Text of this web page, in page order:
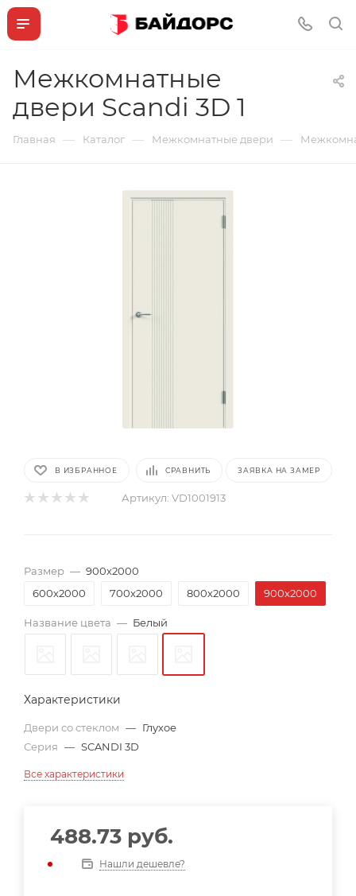
Межкомнатные
двери Scandi 3D 1
Главная — Каталог — Межкомнатные двери —
В ИЗБРАННОЕ СРАВНИТЬ ЗАЯВКА НА ЗАМЕР
Артикул: VD1001913
Размер — 900х2000
600х2000
700х2000 800х2000 900х2000
Название цвета — Белый
Характеристики
Двери со стеклом — Глухое
Серия — SCANDI 3D
Все характеристики
488.73 руб.
Нашли дешевле?